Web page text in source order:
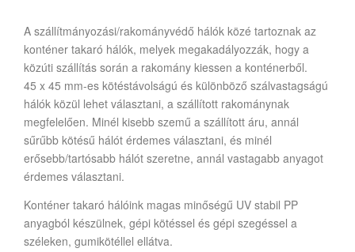
A szállítmányozási/rakományvédő hálók közé tartoznak az
konténer takaró hálók, melyek megakadályozzák, hogy a
közúti szállítás során a rakomány kiessen a konténerből.
45 x 45 mm-es kötéstávolságú és különböző szálvastagságú
hálók közül lehet választani, a szállított rakománynak
megfelelően. Minél kisebb szemű a szállított áru, annál
sűrűbb kötésű hálót érdemes választani, és minél
erősebb/tartósabb hálót szeretne, annál vastagabb anyagot
érdemes választani.
Konténer takaró hálóink magas minőségű UV stabil PP
anyagból készülnek, gépi kötéssel és gépi szegéssel a
széleken, gumikötéllel ellátva.